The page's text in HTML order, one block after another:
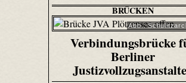
BRÜCKEN
Abb.:
Verbindungsbrücke
Berliner